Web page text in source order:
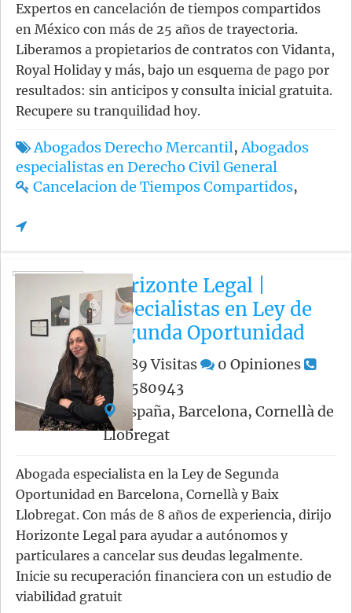
Expertos en cancelación de tiempos compartidos
en México con más de 25 años de trayectoria.
Liberamos a propietarios de contratos con Vidanta,
Royal Holiday y más, bajo un esquema de pago por
resultados: sin anticipos y consulta inicial gratuita.
Recupere su tranquilidad hoy.
Abogados Derecho Mercantil,Abogados
especialistas en Derecho Civil General
Cancelacion de Tiempos Compartidos,
Horizonte Legal |
especialistas en Ley de
Segunda Oportunidad
589Visitas 0 Opiniones
607580943
España, Barcelona, Cornellà de
Llobregat
Abogada especialista en la Ley de Segunda
Oportunidad en Barcelona, Cornellà y Baix
Llobregat. Con más de 8 años de experiencia, dirijo
Horizonte Legal para ayudar a autónomos y
particulares a cancelar sus deudas legalmente.
Inicie su recuperación financiera con un estudio de
viabilidad gratuit